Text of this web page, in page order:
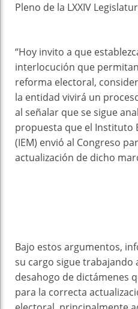
Pleno de la LXXIV
“Hoy invito a que
interlocución que
reforma electoral,
la entidad vivirá un
al señalar que se sigue
propuesta que el Instituto
(IEM) envió al Congreso
actualización de dicho
Bajo estos argumentos,
su cargo sigue trabajando
desahogo de dictámenes
para la correcta